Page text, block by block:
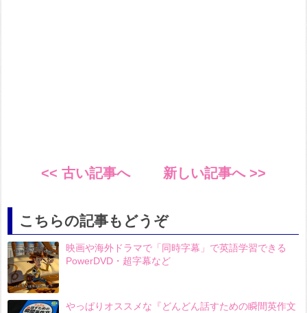
<< 古い記事へ 新しい記事へ >>
こちらの記事もどうぞ
映画や海外ドラマで「同時字幕」で英語学習できる
PowerDVD・超字幕など
やっぱりオススメな『どんどん話すための瞬間英作文